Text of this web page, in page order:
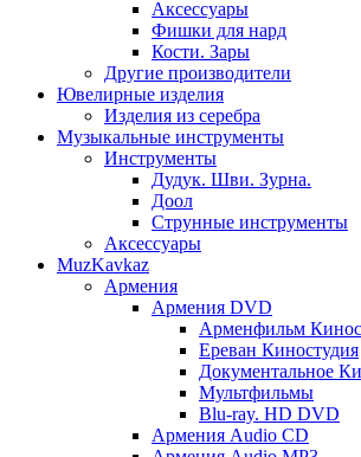
Аксессуары
Фишки для нард
Кости. Зары
Другие производители
Ювелирные изделия
Изделия из серебра
Музыкальные инструменты
Инструменты
Дудук. Шви. Зурна.
Доол
Струнные инструменты
Аксессуары
MuzKavkaz
Армения
Армения DVD
Арменфильм
Ереван Киностудия
Документальное
Мультфильмы
Blu-ray. HD DVD
Армения Audio CD